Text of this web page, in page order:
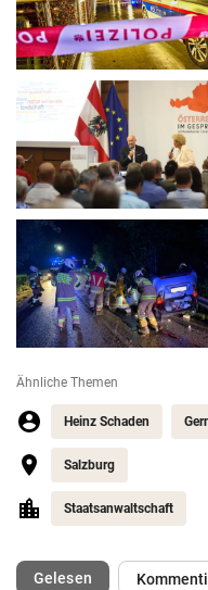
Ähnliche Themen
Heinz Schaden
Salzburg
Staatsanwaltschaft
Gelesen(ausgewählt)